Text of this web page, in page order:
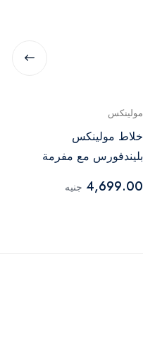
مولينكس
خلاط مولينكس
بليندفورس مع مفرمة
أبيض - LM42X2EG
4,699.00 جنيه